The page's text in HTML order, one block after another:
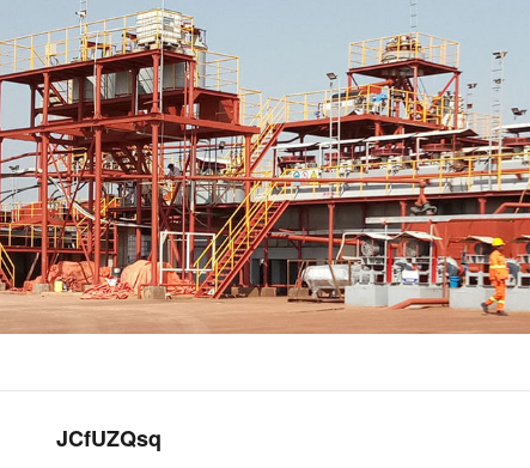
JCfUZQsq